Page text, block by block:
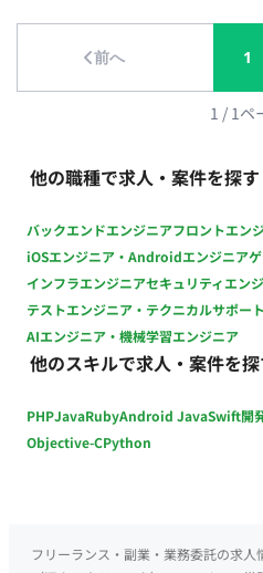
別途支給 ・ 時給：3,300円前後
契約期間：短期（2026年8月中
時期は9月以降にずれる可能性あ
前へ 1
1 / 1ペ
他の職種で求人・案件を探す
バックエンドエンジニアフロントエン
iOSエンジニア・Androidエンジニア
インフラエンジニアセキュリティエン
テストエンジニア・テクニカルサポート
AIエンジニア・機械学習エンジニア
他のスキルで求人・案件を
PHPJavaRubyAndroid JavaSwift開
Objective-CPython
フリーランス・副業・業務委託の求